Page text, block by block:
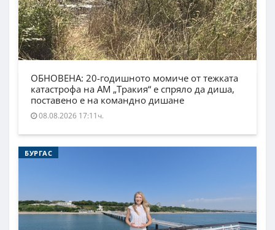
ОБНОВЕНА: 20-годишното момиче от тежката
катастрофа на АМ „Тракия“ е спряло да диша,
поставено е на командно дишане
08.08.2026 17:11ч.
БУРГАС